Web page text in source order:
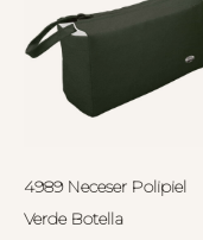
4989 Neceser Polipiel
Verde Botella